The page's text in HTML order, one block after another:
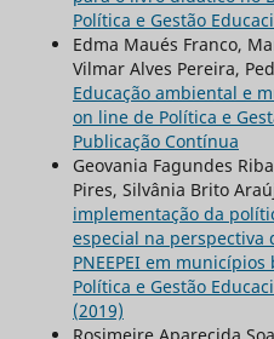
Política e Gestão
Edma Maués Franco,
Vilmar Alves Pereira,
Educação ambiental e
on line de Política e
Publicação Contínua
Geovania Fagundes
Pires, Silvânia Brito
implementação da
especial na perspectiva
PNEEPEI em
Política e Gestão
(2019)